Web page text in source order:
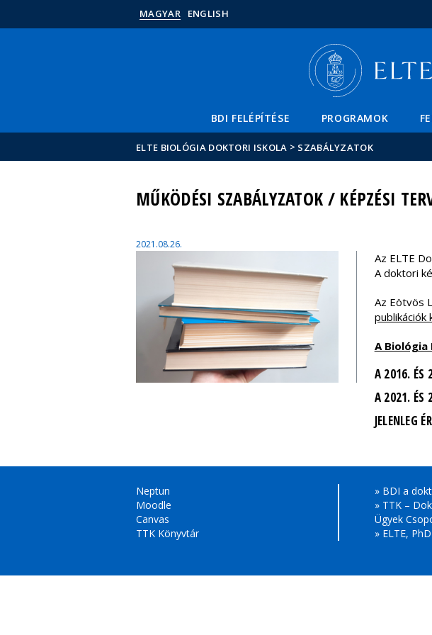
MAGYAR ENGLISH
BDI FELÉPÍTÉSE PROGRAMOK
ELTE BIOLÓGIA DOKTORI ISKOLA > SZABÁLYZATOK
MŰKÖDÉSI SZABÁLYZATOK / KÉPZÉSI
2021.08.26.
Az ELTE
A doktori
Az Eötvös
A
A 2016. ÉS
A 2021. ÉS
JELENLEG
Neptun
Moodle
Canvas
TTK Könyvtár
» BDI a
» TTK –
Ügyek
» ELTE,